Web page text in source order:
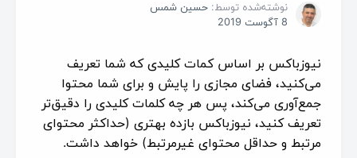
نوشته‌شده توسط: حسین شمس
8 آگوست 2019
نیوزباکس بر اساس کمات کلیدی که شما تعریف
می‌کنید، فضای مجازی را پایش و برای شما محتوا
جمع‌آوری می‌کند، پس هر چه کلمات کلیدی را دقیق‌تر
تعریف کنید، نیوزباکس بازده بهتری (حداکثر محتوای
مرتبط و حداقل محتوای غیرمرتبط) خواهد داشت.